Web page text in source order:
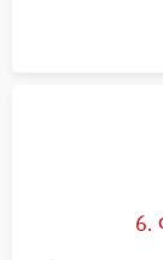
сборка
6.